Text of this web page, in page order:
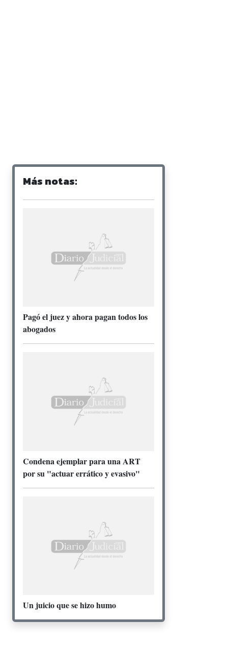
Más notas:
Pagó el juez y ahora pagan todos los
abogados
Condena ejemplar para una ART
por su "actuar errático y evasivo"
Un juicio que se hizo humo